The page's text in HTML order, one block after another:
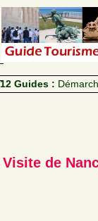
12 Guides :
Visite de